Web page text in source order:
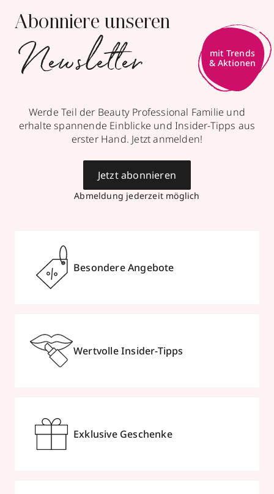
Bahnhofstraße 7,4552Borna
geöffnet, schließt 18:00 Uhr
03433 205783
Termin vereinbaren
Abonniere unseren
Newsletter
mit Trends
& Aktionen
Werde Teil der Beauty Professional Familie und
erhalte spannende Einblicke und Insider-Tipps aus
erster Hand. Jetzt anmelden!
Abmeldung jederzeit möglich
Jetzt abonnieren
Besondere Angebote
Wertvolle Insider-Tipps
Exklusive Geschenke